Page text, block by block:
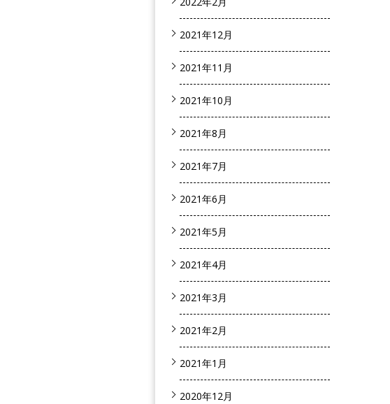
2021年12月
2021年11月
2021年10月
2021年8月
2021年7月
2021年6月
2021年5月
2021年4月
2021年3月
2021年2月
2021年1月
2020年12月